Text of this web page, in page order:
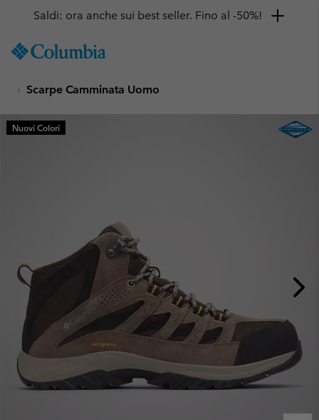
TO
SKIP
MAIN
NAV
Saldi: ora anche sui best seller. Fino al -50%!
Scarpe Camminata Uomo
Nuovi Colori